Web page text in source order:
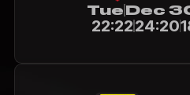
TueDec
22:2224:20